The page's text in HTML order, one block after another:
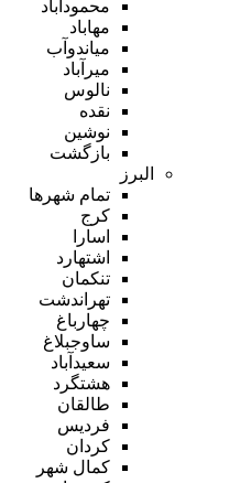
محمودآباد
مهاباد
میاندوآب
میرآباد
نالوس
نقده
نوشین
بازگشت
البرز
تمام شهر‌ها
کرج
اسارا
اشتهارد
تنکمان
تهراندشت
چهارباغ
ساوجبلاغ
سعیدآباد
هشتگرد
طالقان
فردیس
کردان
کمال شهر